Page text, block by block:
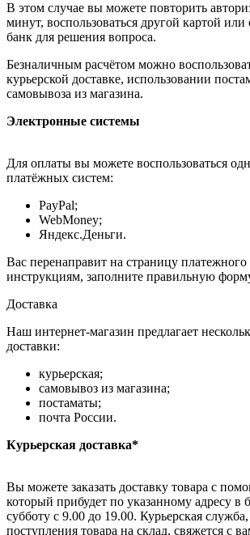
В этом случае вы можете повторить
минут, воспользоваться другой картой или
банк для решения вопроса.
Безналичным расчётом можно
курьерской доставке, использовании
самовывоза из магазина.
Электронные системы
Для оплаты вы можете воспользоваться
платёжных систем:
PayPal;
WebMoney;
Яндекс.Деньги.
Вас перенаправит на страницу платежного
инструкциям, заполните правильную
Доставка
Наш интернет-магазин предлагает
доставки:
курьерская;
самовывоз из магазина;
постаматы;
почта России.
Курьерская доставка*
Вы можете заказать доставку товара с
который прибудет по указанному адресу в
субботу с 9.00 до 19.00. Курьерская
поступления товара на склад, свяжется с